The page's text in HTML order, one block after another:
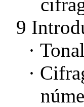
9
·
·